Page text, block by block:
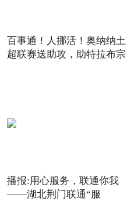
百事通！人挪活！奥纳纳土
超联赛送助攻，助特拉布宗
播报:用心服务，联通你我
——湖北荆门联通“服